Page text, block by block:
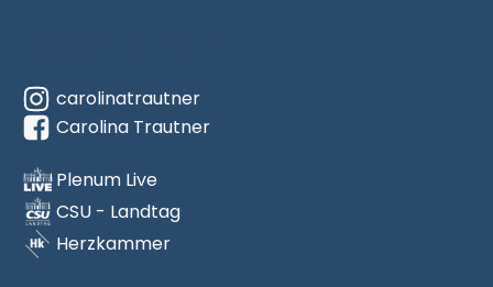
carolinatrautner
Carolina Trautner
Plenum Live
CSU - Landtag
Herzkammer